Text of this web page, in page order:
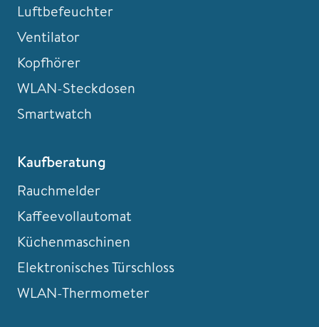
Luftbefeuchter
Ventilator
Kopfhörer
WLAN-Steckdosen
Smartwatch
Kaufberatung
Rauchmelder
Kaffeevollautomat
Küchenmaschinen
Elektronisches Türschloss
WLAN-Thermometer